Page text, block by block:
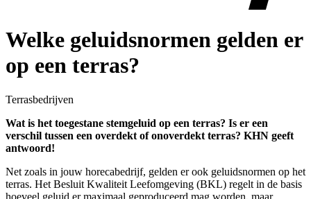
Welke geluidsnormen gelden er
op een terras?
Terrasbedrijven
Wat is het toegestane stemgeluid op een terras? Is er een
verschil tussen een overdekt of onoverdekt terras? KHN geeft
antwoord!
Net zoals in jouw horecabedrijf, gelden er ook geluidsnormen op het
terras. Het Besluit Kwaliteit Leefomgeving (BKL) regelt in de basis
hoeveel geluid er maximaal geproduceerd mag worden, maar